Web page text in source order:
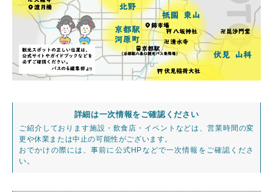
詳細は一次情報をご確認ください
ご紹介しております施設・飲食店・イベントなどは、営業時間の変
更や休業または中止の可能性がございます。
おでかけの際には、事前に公式HPなどで一次情報をご確認くださ
い。